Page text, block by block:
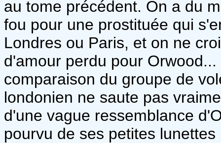
au tome précédent. On a du
fou pour une prostituée qui
Londres ou Paris, et on ne
d'amour perdu pour
comparaison du groupe de
londonien ne saute pas
d'une vague ressemblance
pourvu de ses petites lunettes